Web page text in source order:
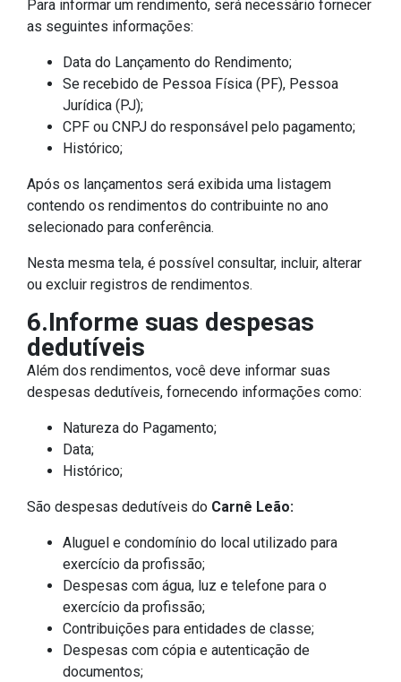
Para informar um rendimento, será necessário fornecer
as seguintes informações:
Data do Lançamento do Rendimento;
Se recebido de Pessoa Física (PF), Pessoa
Jurídica (PJ);
CPF ou CNPJ do responsável pelo pagamento;
Histórico;
Após os lançamentos será exibida uma listagem
contendo os rendimentos do contribuinte no ano
selecionado para conferência.
Nesta mesma tela, é possível consultar, incluir, alterar
ou excluir registros de rendimentos.
6.Informe suas despesas
dedutíveis
Além dos rendimentos, você deve informar suas
despesas dedutíveis, fornecendo informações como:
Natureza do Pagamento;
Data;
Histórico;
São despesas dedutíveis do Carnê Leão:
Aluguel e condomínio do local utilizado para
exercício da profissão;
Despesas com água, luz e telefone para o
exercício da profissão;
Contribuições para entidades de classe;
Despesas com cópia e autenticação de
documentos;